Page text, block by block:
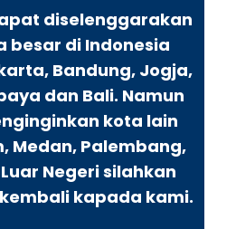
diselenggarakan
besar di Indonesia
Bandung, Jogja,
dan Bali. Namun
kota lain
Medan, Palembang,
Negeri silahkan
kapada kami.